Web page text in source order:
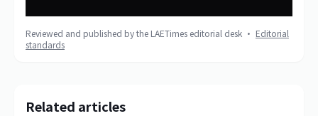
Reviewed and published by the LAETimes editorial desk · Editorial
standards
Related articles